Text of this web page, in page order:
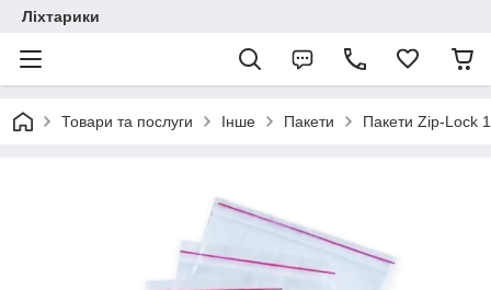
Ліхтарики
Товари та послуги Інше Пакети Пакети Zip-Lock